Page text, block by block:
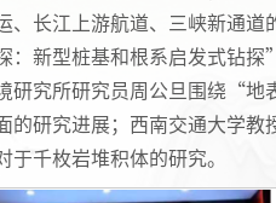
长江上游航道、三峡新通道
：新型桩基和根系启发式钻探
研究所研究员周公旦围绕“地
研究进展；西南交通大学教
千枚岩堆积体的研究。